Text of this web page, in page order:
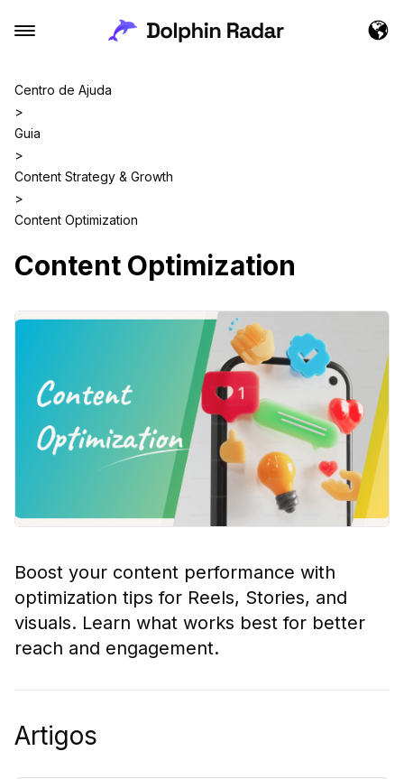
Centro de Ajuda
>
Guia
>
Content Strategy & Growth
>
Content Optimization
Content Optimization
Boost your content performance with
optimization tips for Reels, Stories, and
visuals. Learn what works best for better
reach and engagement.
Artigos